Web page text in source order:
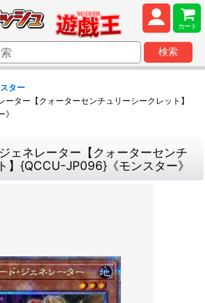
カート
検索
ター
ーター【クォーターセンチュリーシークレット】
ェネレーター【クォーターセンチ
】{QCCU-JP096}《モンスター》